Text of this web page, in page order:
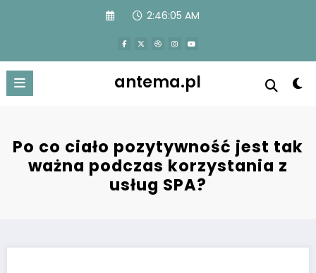
2:46:06 AM
antema.pl
Po co ciało pozytywność jest tak
ważna podczas korzystania z
usług SPA?